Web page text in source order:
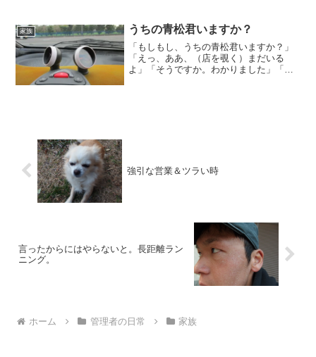
場を離れる。 これを繰り...
家族 うちの青松君いますか？
「もしもし、うちの青松君いますか？」
「えっ、ああ、（店を覗く）まだいる
よ」「そうですか。わかりました」「は
強引な営業＆ツラい時
言ったからにはやらないと。長距離ラン
ニング。
ホーム 管理者の日常 家族